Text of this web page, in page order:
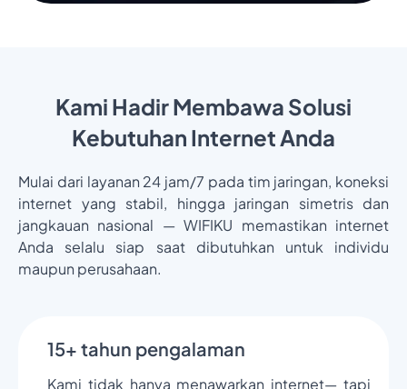
Kami Hadir Membawa Solusi
Kebutuhan Internet Anda
Mulai dari layanan 24 jam/7 pada tim jaringan, koneksi
internet yang stabil, hingga jaringan simetris dan
jangkauan nasional — WIFIKU memastikan internet
Anda selalu siap saat dibutuhkan untuk individu
maupun perusahaan.
15+ tahun pengalaman
Kami tidak hanya menawarkan internet— tapi